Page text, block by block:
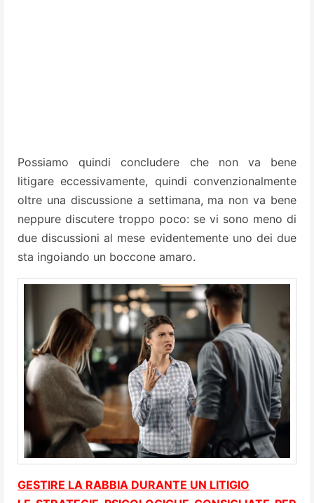
Possiamo quindi concludere che non va bene
litigare eccessivamente, quindi convenzionalmente
oltre una discussione a settimana, ma non va bene
neppure discutere troppo poco: se vi sono meno di
due discussioni al mese evidentemente uno dei due
sta ingoiando un boccone amaro.
GESTIRE LA RABBIA DURANTE UN LITIGIO